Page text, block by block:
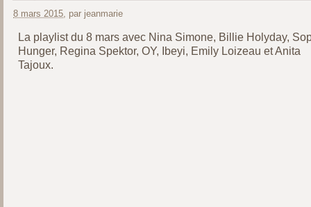
8 mars 2015 , par jeanmarie
La playlist du 8 mars avec Nina Simone, Billie Holyday,
Hunger, Regina Spektor, OY, Ibeyi, Emily Loizeau et Anita
Tajoux.